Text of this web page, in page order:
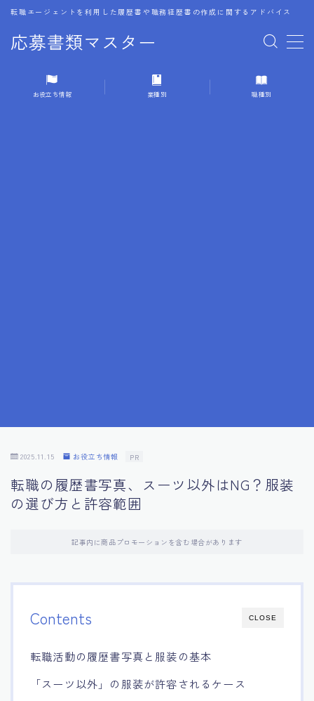
応募書類マスター
転職エージェントを利用した履歴書や職務経歴書の作成に関するアドバイス
MENU
1.履歴書のゴールデンルール
10.面接官に好印象を与える方法
11.キャリアアップを目指す人の応募書類
14.デジタル化やAIの進化がもたらす影響
お役立ち情報 業種別 職種別
2025.11.15 お役立ち情報 PR
転職の履歴書写真、スーツ以外はNG？服装
の選び方と許容範囲
記事内に商品プロモーションを含む場合があります
CLOSE
Contents
転職活動の履歴書写真と服装の基本
「スーツ以外」の服装が許容されるケース